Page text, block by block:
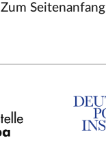
Zum Seitenanfang